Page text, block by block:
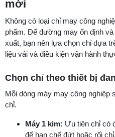
mới
Không có loại chỉ may công
phẩm. Để đường may ổn định
xuất, bạn nên lựa chọn chỉ dựa
liệu vải và điều kiện vận hành
Chọn chỉ theo thiết bị
Mỗi dòng máy may công nghiệp
chỉ.
Máy 1 kim: Ưu tiên chỉ có
để hạn chế đứt hoặc rối chỉ.